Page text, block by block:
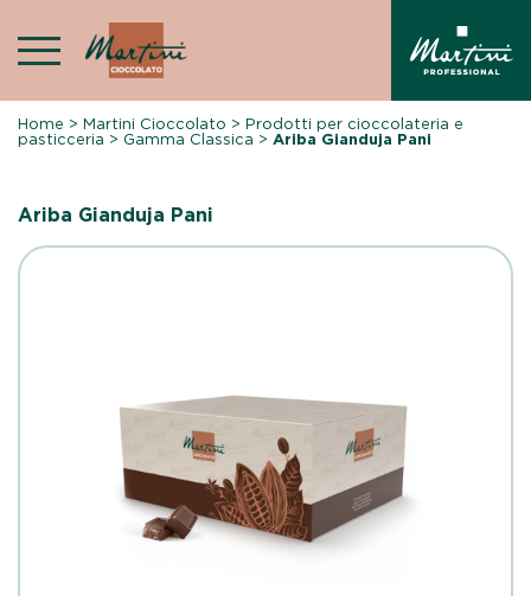
content
Home >Martini Cioccolato >Prodotti per cioccolateria e
pasticceria > Gamma Classica >Ariba Gianduja Pani
Ariba Gianduja Pani